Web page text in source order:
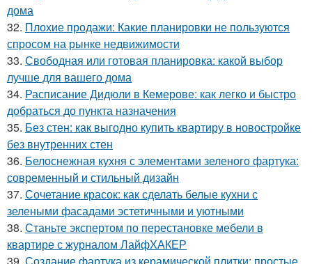
дома
32. Плохие продажи: Какие планировки не пользуются
спросом на рынке недвижимости
33. Свободная или готовая планировка: какой выбор
лучше для вашего дома
34. Расписание Дидюли в Кемерове: как легко и быстро
добраться до пункта назначения
35. Без стен: как выгодно купить квартиру в новостройке
без внутренних стен
36. Белоснежная кухня с элементами зеленого фартука:
современный и стильный дизайн
37. Сочетание красок: как сделать белые кухни с
зелеными фасадами эстетичными и уютными
38. Станьте экспертом по перестановке мебели в
квартире с журналом ЛайфХАКЕР